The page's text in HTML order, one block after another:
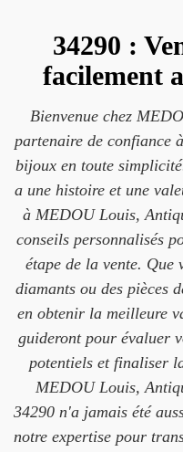
34290 :
facilement
Bienvenue chez
partenaire de confiance
bijoux en toute
a une histoire et une
à MEDOU Louis,
conseils personnalisés
étape de la vente. Que
diamants ou des pièces
en obtenir la meilleure
guideront pour évaluer
potentiels et finaliser
MEDOU Louis,
34290 n'a jamais été
notre expertise pour